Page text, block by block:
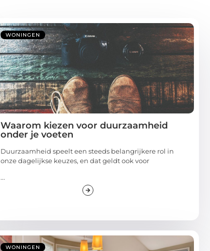
WONINGEN
Waarom kiezen voor duurzaamheid
onder je voeten
Duurzaamheid speelt een steeds belangrijkere rol in
onze dagelijkse keuzes, en dat geldt ook voor
...
WONINGEN